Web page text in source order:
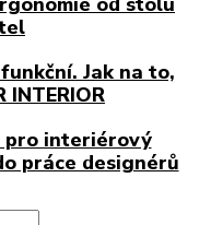
Jak na to,
pro interiérový
práce designérů